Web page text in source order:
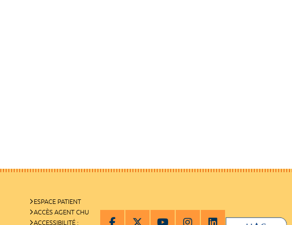
ESPACE PATIENT
ACCÈS AGENT CHU
ACCESSIBILITÉ :